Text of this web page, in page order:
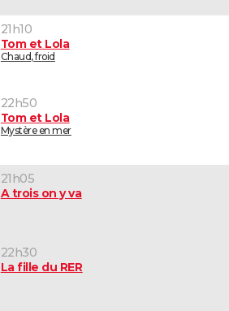
21h10
Tom et Lola
Chaud, froid
22h50
Tom et Lola
Mystère en mer
21h05
A trois on y va
22h30
La fille du RER